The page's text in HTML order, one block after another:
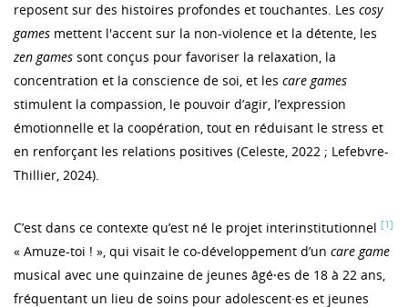
reposent sur des histoires profondes et touchantes. Les cosy
games mettent l'accent sur la non-violence et la détente, les
zen games sont conçus pour favoriser la relaxation, la
concentration et la conscience de soi, et les care games
stimulent la compassion, le pouvoir d’agir, l’expression
émotionnelle et la coopération, tout en réduisant le stress et
en renforçant les relations positives (Celeste, 2022 ; Lefebvre-
Thillier, 2024).
C’est dans ce contexte qu’est né le projet interinstitutionnel [1]
« Amuze-toi ! », qui visait le co-développement d’un care game
musical avec une quinzaine de jeunes âgé⸱es de 18 à 22 ans,
fréquentant un lieu de soins pour adolescent·es et jeunes